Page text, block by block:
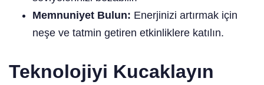
Memnuniyet Bulun: Enerjinizi artırmak için
neşe ve tatmin getiren etkinliklere katılın.
Teknolojiyi Kucaklayın